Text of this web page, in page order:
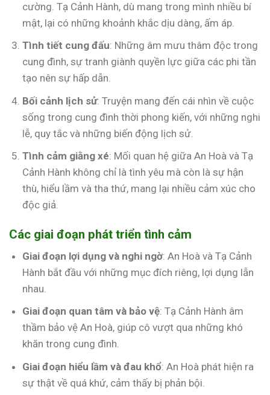
cường. Tạ Cảnh Hành, dù mang trong mình nhiều bí
mật, lại có những khoảnh khắc dịu dàng, ấm áp.
Tình tiết cung đấu: Những âm mưu thâm độc trong
cung đình, sự tranh giành quyền lực giữa các phi tần
tạo nên sự hấp dẫn.
Bối cảnh lịch sử: Truyện mang đến cái nhìn về cuộc
sống trong cung đình thời phong kiến, với những nghi
lễ, quy tắc và những biến động lịch sử.
Tình cảm giằng xé: Mối quan hệ giữa An Hoà và Tạ
Cảnh Hành không chỉ là tình yêu mà còn là sự hận
thù, hiểu lầm và tha thứ, mang lại nhiều cảm xúc cho
độc giả.
Các giai đoạn phát triển tình cảm
Giai đoạn lợi dụng và nghi ngờ: An Hoà và Tạ Cảnh
Hành bắt đầu với những mục đích riêng, lợi dụng lẫn
nhau.
Giai đoạn quan tâm và bảo vệ: Tạ Cảnh Hành âm
thầm bảo vệ An Hoà, giúp cô vượt qua những khó
khăn trong cung đình.
Giai đoạn hiểu lầm và đau khổ: An Hoà phát hiện ra
sự thật về quá khứ, cảm thấy bị phản bội.